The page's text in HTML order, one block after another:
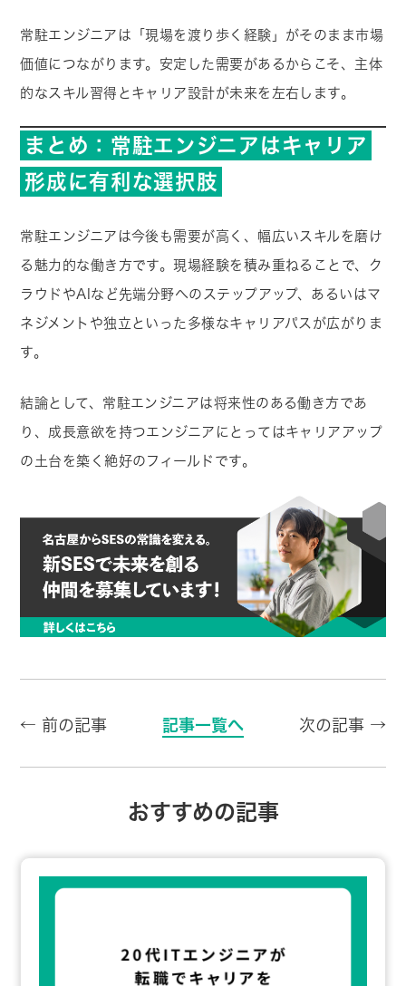
常駐エンジニアは「現場を渡り歩く経験」がそのまま市場
価値につながります。安定した需要があるからこそ、主体
的なスキル習得とキャリア設計が未来を左右します。
まとめ：常駐エンジニアはキャリア
形成に有利な選択肢
常駐エンジニアは今後も需要が高く、幅広いスキルを磨け
る魅力的な働き方です。現場経験を積み重ねることで、ク
ラウドやAIなど先端分野へのステップアップ、あるいはマ
ネジメントや独立といった多様なキャリアパスが広がりま
す。
結論として、常駐エンジニアは将来性のある働き方であ
り、成長意欲を持つエンジニアにとってはキャリアアップ
の土台を築く絶好のフィールドです。
← 前の記事 記事一覧へ 次の記事 →
おすすめの記事